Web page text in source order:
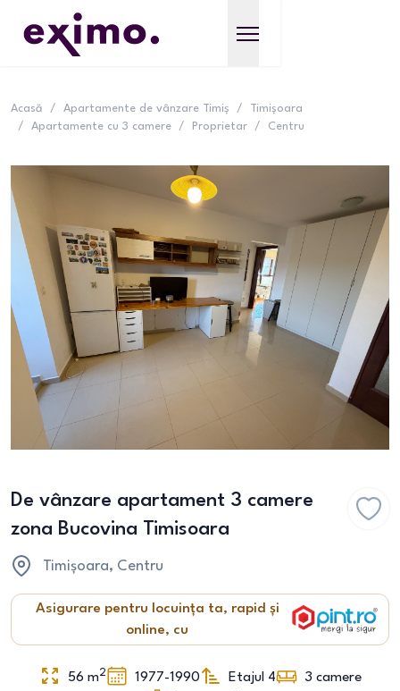
Acasă / Apartamente de vânzare Timiș /
Timișoara
/
Apartamente cu 3 camere / Proprietar / Centru
De vânzare apartament 3 camere
zona Bucovina Timisoara
Timișoara, Centru
Asigurare pentru locuința ta, rapid și
online, cu
56 m2 1977-1990 Etajul 4 3 camere